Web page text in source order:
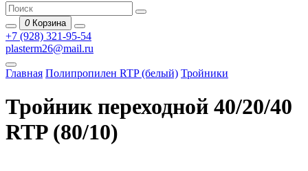
0 Корзина
+7 (928) 321-95-54
plasterm26@mail.ru
Главная Полипропилен RTP (белый) Тройники
Тройник переходной 40/20/40
RTP (80/10)